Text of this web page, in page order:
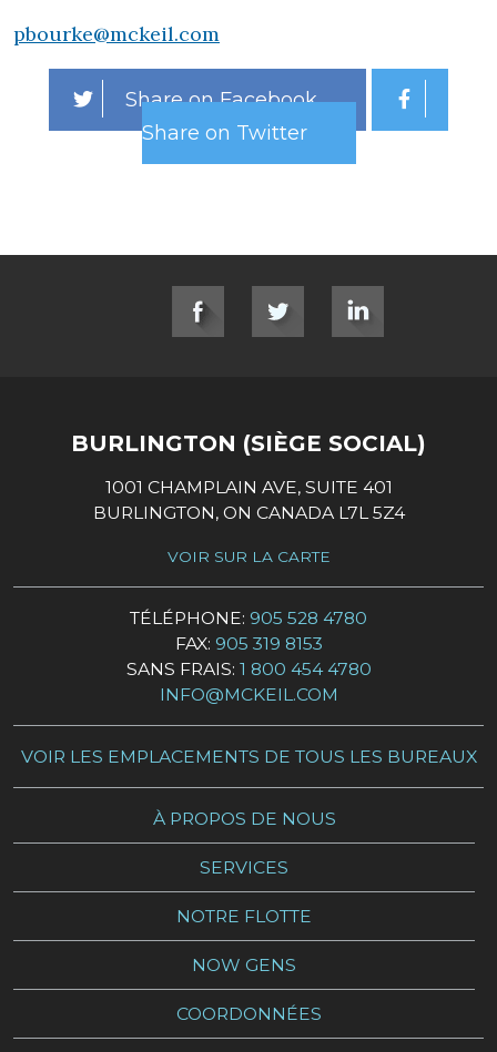
pbourke@mckeil.com
Share on Facebook
Share on Twitter
SOCIAL LINKS
BURLINGTON (SIÈGE SOCIAL)
1001 CHAMPLAIN AVE, SUITE 401
BURLINGTON, ON CANADA L7L 5Z4
VOIR SUR LA CARTE
TÉLÉPHONE: 905 528 4780
FAX: 905 319 8153
SANS FRAIS: 1 800 454 4780
INFO@MCKEIL.COM
VOIR LES EMPLACEMENTS DE TOUS LES BUREAUX
À PROPOS DE NOUS
SERVICES
NOTRE FLOTTE
NOW GENS
COORDONNÉES